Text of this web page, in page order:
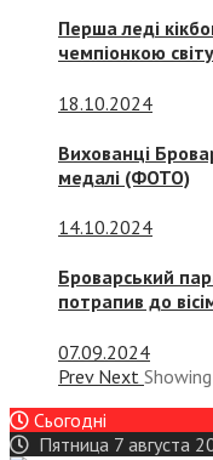
Перша леді
чемпіонкою
18.10.2024
Вихованці
медалі (ФОТО)
14.10.2024
Броварський
потрапив до
07.09.2024
Prev Next Showing
Сьогодні
Пятница 7 августа